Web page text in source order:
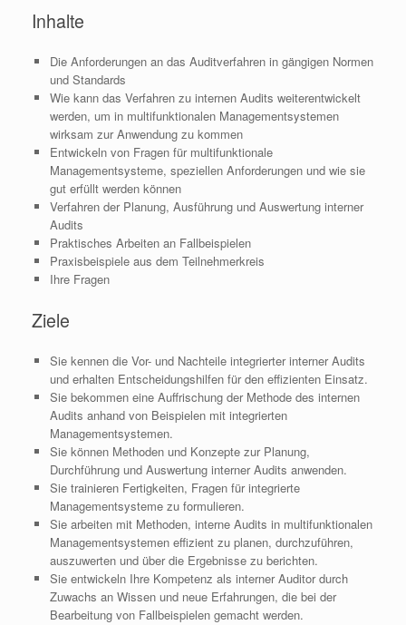
Inhalte
Die Anforderungen an das Auditverfahren in gängigen Normen
und Standards
Wie kann das Verfahren zu internen Audits weiterentwickelt
werden, um in multifunktionalen Managementsystemen
wirksam zur Anwendung zu kommen
Entwickeln von Fragen für multifunktionale
Managementsysteme, speziellen Anforderungen und wie sie
gut erfüllt werden können
Verfahren der Planung, Ausführung und Auswertung interner
Audits
Praktisches Arbeiten an Fallbeispielen
Praxisbeispiele aus dem Teilnehmerkreis
Ihre Fragen
Ziele
Sie kennen die Vor- und Nachteile integrierter interner Audits
und erhalten Entscheidungshilfen für den effizienten Einsatz.
Sie bekommen eine Auffrischung der Methode des internen
Audits anhand von Beispielen mit integrierten
Managementsystemen.
Sie können Methoden und Konzepte zur Planung,
Durchführung und Auswertung interner Audits anwenden.
Sie trainieren Fertigkeiten, Fragen für integrierte
Managementsysteme zu formulieren.
Sie arbeiten mit Methoden, interne Audits in multifunktionalen
Managementsystemen effizient zu planen, durchzuführen,
auszuwerten und über die Ergebnisse zu berichten.
Sie entwickeln Ihre Kompetenz als interner Auditor durch
Zuwachs an Wissen und neue Erfahrungen, die bei der
Bearbeitung von Fallbeispielen gemacht werden.